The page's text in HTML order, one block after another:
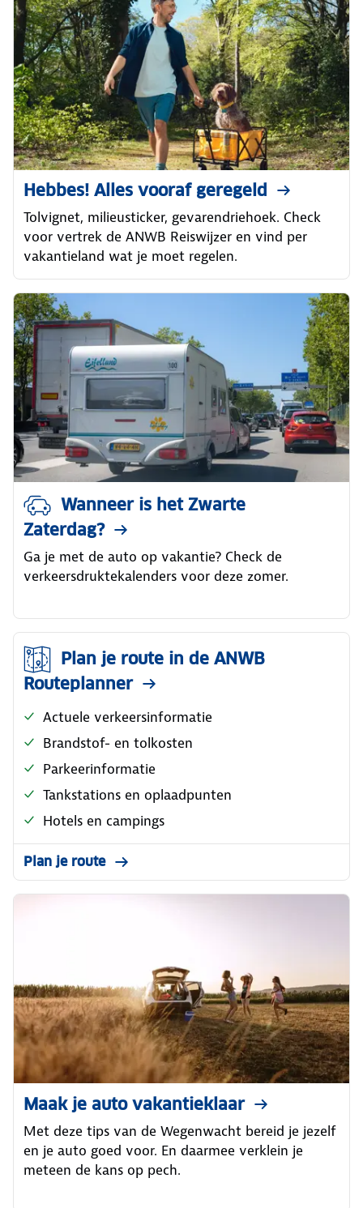
Hebbes! Alles vooraf geregeld
Tolvignet, milieusticker, gevarendriehoek. Check
voor vertrek de ANWB Reiswijzer en vind per
vakantieland wat je moet regelen.
Wanneer is het Zwarte
Zaterdag?
Ga je met de auto op vakantie? Check de
verkeersdruktekalenders voor deze zomer.
Plan je route in de ANWB
Routeplanner
Actuele verkeersinformatie
Brandstof- en tolkosten
Parkeerinformatie
Tankstations en oplaadpunten
Hotels en campings
Plan je route
Maak je auto vakantieklaar
Met deze tips van de Wegenwacht bereid je jezelf
en je auto goed voor. En daarmee verklein je
meteen de kans op pech.